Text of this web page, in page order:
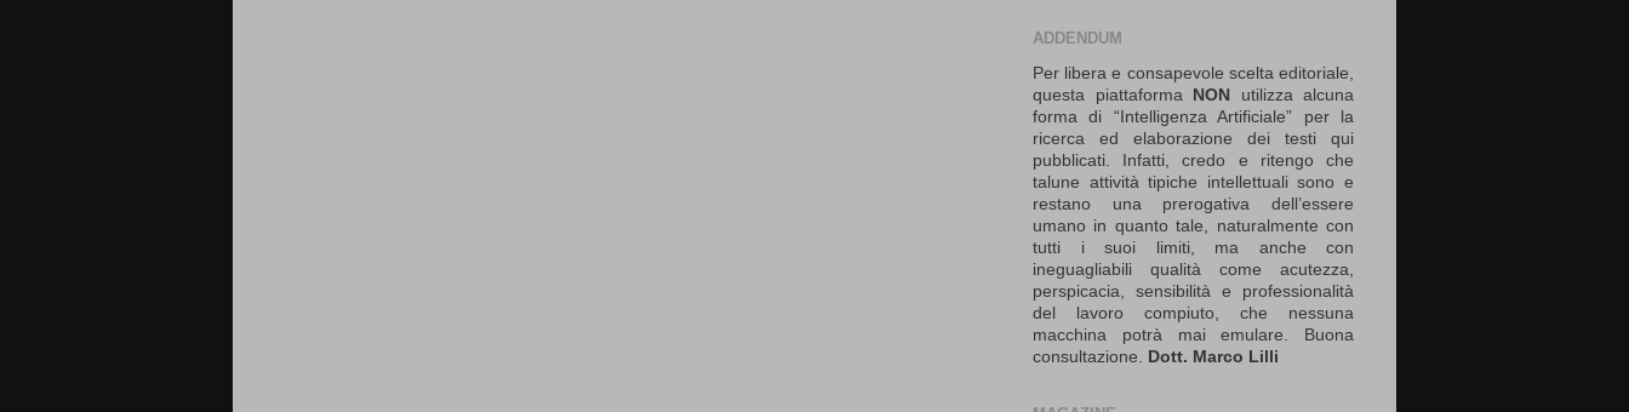
ADDENDUM
Per libera e consapevole scelta editoriale,
questa piattaforma
NON
utilizza alcuna
forma di “Intelligenza Artificiale” per la
ricerca ed elaborazione dei testi qui
pubblicati. Infatti, credo e ritengo che
talune attività tipiche intellettuali sono e
restano una prerogativa dell’essere
umano in quanto tale, naturalmente con
tutti i suoi limiti, ma anche con
ineguagliabili qualità come acutezza,
perspicacia, sensibilità e professionalità
del lavoro compiuto, che nessuna
macchina potrà mai emulare. Buona
consultazione. Dott. Marco Lilli